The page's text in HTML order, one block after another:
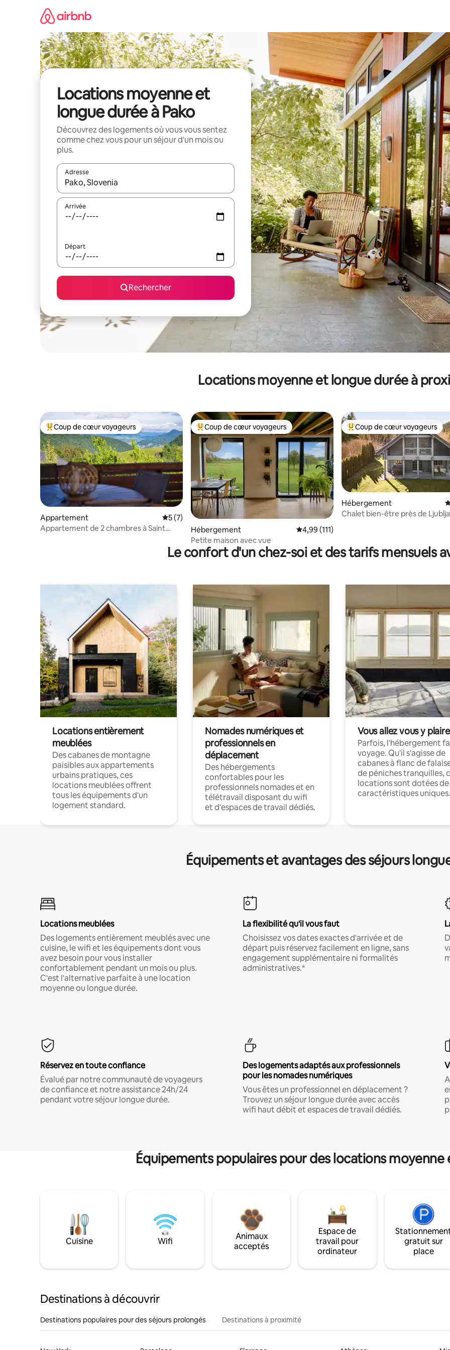
Locations moyenne et
longue durée à Pako
Découvrez des logements où vous vous sentez
comme chez vous pour un séjour d'un mois ou
plus.
Adresse
Lorsque les résultats s'affichent, utilisez les flèches vers le haut et vers le bas pour les parcourir ou en appuyant et en
Arrivée
Départ
Rechercher
Locations moyenne et longue durée à
Coups de cœur voyageurs les plus appréciés
Coup de cœur voyageurs
Appartement Évaluation moyenne sur la base de 7 commentaires : 5 sur 5
5 (7)
Appartement de 2 chambres à Saint
Coups de cœur voyageurs les plus appréciés
Coup de cœur voyageurs
Hébergement Évaluation moyenne sur la base de 111
4,99 (111)
Petite maison avec vue
Coups de cœur voyageurs les
Coup de cœur voyageurs
Hébergement
Chalet bien-être près de
Le confort d'un chez-soi et des tarifs mensuels
Locations entièrement
meublées
Des cabanes de montagne
paisibles aux appartements
urbains pratiques, ces
locations meublées offrent
tous les équipements d'un
logement standard.
Nomades numériques et
professionnels en
déplacement
Des hébergements
confortables pour les
professionnels nomades et en
télétravail disposant du wifi
et d'espaces de travail dédiés.
Vous allez vous y plaire
Parfois, l'hébergement
voyage. Qu'il s'agisse de
cabanes à flanc de
de péniches tranquilles,
locations sont dotées de
caractéristiques uniques.
Équipements et avantages des séjours
Locations meublées
Des logements entièrement meublés avec une
cuisine, le wifi et les équipements dont vous
avez besoin pour vous installer
confortablement pendant un mois ou plus.
C'est l'alternative parfaite à une location
moyenne ou longue durée.
La flexibilité qu'il vous faut
Choisissez vos dates exactes d'arrivée et de
départ puis réservez facilement en ligne, sans
engagement supplémentaire ni formalités
administratives.*
Réservez en toute confiance
Évalué par notre communauté de voyageurs
de confiance et notre assistance 24h/24
pendant votre séjour longue durée.
Des logements adaptés aux professionnels
pour les nomades numériques
Vous êtes un professionnel en déplacement ?
Trouvez un séjour longue durée avec accès
wifi haut débit et espaces de travail dédiés.
Équipements populaires pour des locations
Cuisine Wifi
Animaux
acceptés
Espace de
travail pour
ordinateur
gratuit sur
place
Destinations à découvrir
Destinations populaires pour des séjours prolongés Destinations à proximité